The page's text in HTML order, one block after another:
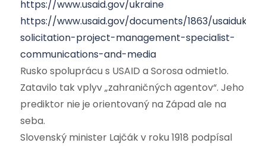
https://www.usaid.gov/ukraine
https://www.usaid.gov/documents/1863/
solicitation-project-management-specialist-
communications-and-media
Rusko spoluprácu s USAID a Sorosa odmietlo.
Zatavilo tak vplyv „zahraničných agentov“. Jeho
prediktor nie je orientovaný na Západ ale na
seba.
Slovenský minister Lajčák v roku 1918 podpísal